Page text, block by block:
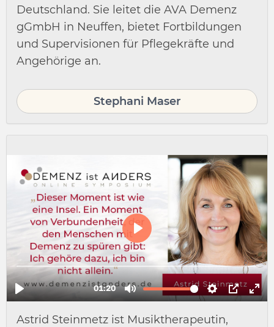
Deutschland. Sie leitet die AVA Demenz
gGmbH in Neuffen, bietet Fortbildungen
und Supervisionen für Pflegekräfte und
Angehörige an.
Stephani Maser
Astrid Steinmetz ist Musiktherapeutin,